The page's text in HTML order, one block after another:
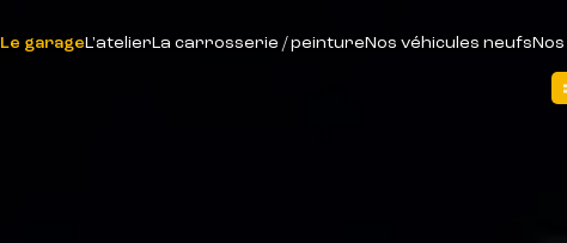
Le garageL'atelierLa carrosserie / peintureNos véhicules neufs